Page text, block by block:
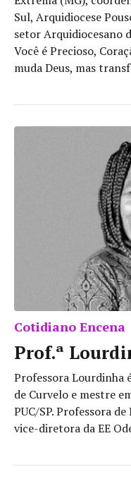
Sul, Arquidiocese
setor Arquidiocesano
Você é Precioso,
muda Deus, mas
Cotidiano Encena
Prof.ª
Professora Lourdinha
de Curvelo e mestre
PUC/SP. Professora
vice-diretora da EE